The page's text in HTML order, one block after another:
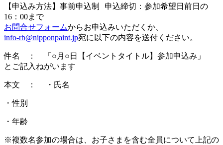
【申込み方法】事前申込制 申込締切：参加希望日前日の
16：00まで
お問合せフォームからお申込みいただくか、
info-rb@nipponpaint.jp宛に以下の内容を送付ください。
件名 ： 「○月○日【イベントタイトル】参加申込み」
とご記入ねがいます
本文 ： ・氏名
・性別
・年齢
※複数名参加の場合は、お子さまを含む全員について上記の